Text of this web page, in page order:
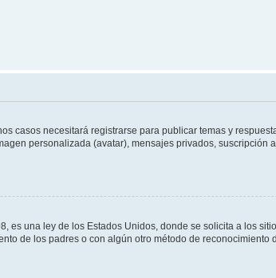
casos necesitará registrarse para publicar temas y
personalizada (avatar), mensajes privados, suscripción
es una ley de los Estados Unidos, donde se solicita a los
de los padres o con algún otro método de